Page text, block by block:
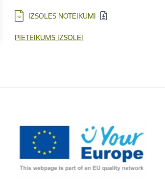
IZSOLES NOTEIKUMI
PIETEIKUMS IZSOLEI